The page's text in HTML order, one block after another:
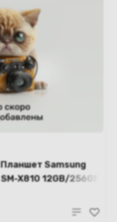
Samsung
X810 12GB/256GB